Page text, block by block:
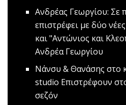
Ανδρέας Γεωργίου: Σε
επιστρέφει με δύο
και "Αντώνιος και
Ανδρέα Γεωργίου
Nάνσυ & Θανάσης στο
studio Επιστρέφουν
σεζόν